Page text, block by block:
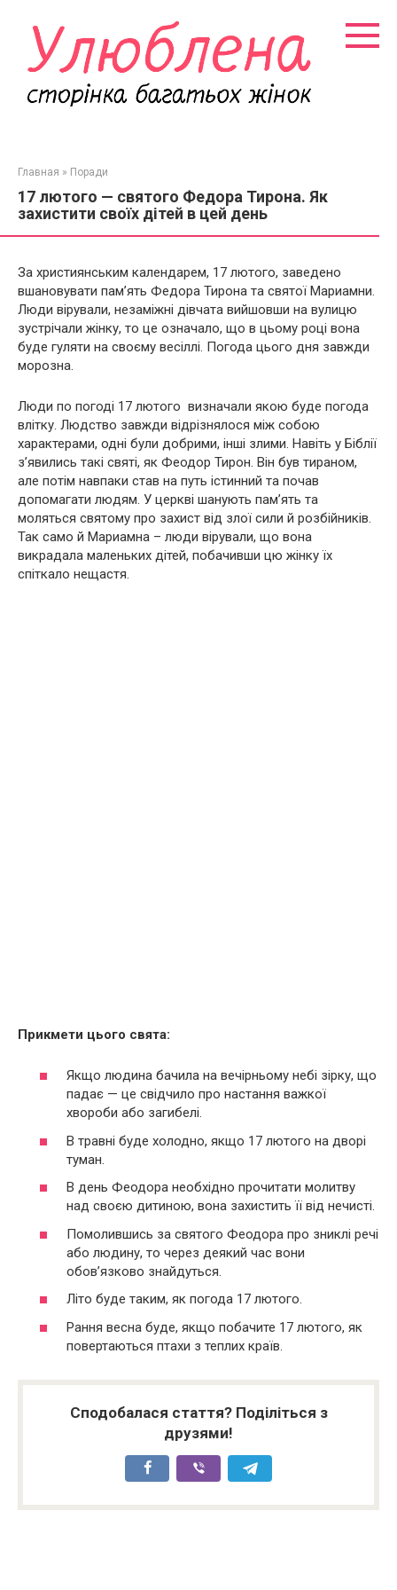
контенту
Главная » Поради
17 лютого — святого Федора Тирона. Як
захистити своїх дітей в цей день
За християнським календарем, 17 лютого, заведено
вшановувати пам’ять Федора Тирона та святої Мариамни.
Люди вірували, незаміжні дівчата вийшовши на вулицю
зустрічали жінку, то це означало, що в цьому році вона
буде гуляти на своєму весіллі. Погода цього дня завжди
морозна.
Люди по погоді 17 лютого визначали якою буде погода
влітку. Людство завжди відрізнялося між собою
характерами, одні були добрими, інші злими. Навіть у Біблії
з’явились такі святі, як Феодор Тирон. Він був тираном,
але потім навпаки став на путь істинний та почав
допомагати людям. У церкві шанують пам’ять та
моляться святому про захист від злої сили й розбійників.
Так само й Мариамна – люди вірували, що вона
викрадала маленьких дітей, побачивши цю жінку їх
спіткало нещастя.
Прикмети цього свята:
Якщо людина бачила на вечірньому небі зірку, що
падає — це свідчило про настання важкої
хвороби або загибелі.
В травні буде холодно, якщо 17 лютого на дворі
туман.
В день Феодора необхідно прочитати молитву
над своєю дитиною, вона захистить її від нечисті.
Помолившись за святого Феодора про зниклі речі
або людину, то через деякий час вони
обов’язково знайдуться.
Літо буде таким, як погода 17 лютого.
Рання весна буде, якщо побачите 17 лютого, як
повертаються птахи з теплих країв.
Сподобалася стаття? Поділіться з
друзями!